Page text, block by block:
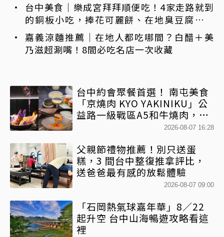
台中美食｜樂成宮拜拜順便吃！4家走路就到
的銅板小吃，捧花可麗餅、在地臭豆腐、烤
甜甜圈一次收
嘉義涼麵推薦｜在地人都吃哪間？白醋＋美
乃滋超涮嘴！8間必吃名店一次收藏
台中約會聚餐首選！ 南屯美食
「京燒肉 KYO YAKINIKU」公
益路一級戰區A5和牛燒肉，京
平雙人套餐全程專人代烤2026-08-07 16:28
父親節禮物推薦！別只送蛋
糕，3 間台中整復推拿評比，
送爸爸最有感的放鬆體驗
2026-08-07 09:00
「石岡熱氣球嘉年華」8／22
起升空 台中山海暢遊攻略看這
裡